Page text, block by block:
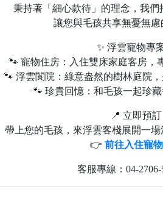
秉持著「細心款待」的理念，我們
讓您與毛孩共享無憂無慮
✨ 浮雲寵物專
🐾 寵物住房：入住雙床家庭客房，
🐾 浮雲閬院：綠意盎然的樹林庭院
🐾 珍貴回憶：和毛孩一起珍藏
📍 立即預訂
帶上您的毛孩，來浮雲客棧展開一場
👉 前往入住寵
客服專線：04-2706-